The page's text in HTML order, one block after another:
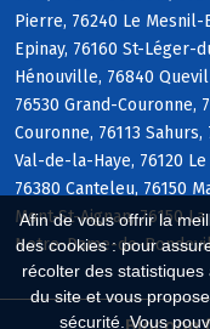
Afin de vous offrir la
des cookies : pour
récolter des
du site et vous
sécurité. Vous
Pierre, 76240 Le Mesnil-
Epinay, 76160 St-Léger-
Hénouville, 76840
76530 Grand-Couronne,
Couronne, 76113
Val-de-la-Haye, 76120
76380 Canteleu, 76150
Mont-St-Aignan, 76150
Notre-Dame-de-